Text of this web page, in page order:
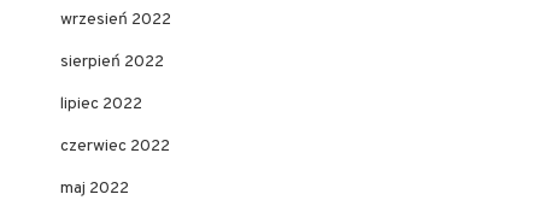
wrzesień 2022
sierpień 2022
lipiec 2022
czerwiec 2022
maj 2022